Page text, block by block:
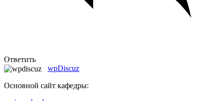
Ответить
wpDiscuz
Основной сайт кафедры: